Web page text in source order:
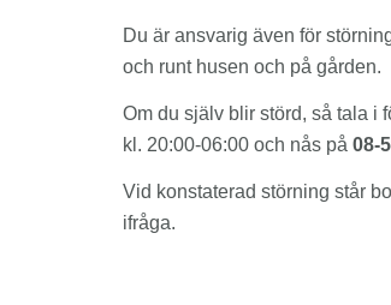
Du är ansvarig även för
och runt husen och på gården.
Om du själv blir störd, så tala i
kl. 20:00-06:00 och nås på 08-
Vid konstaterad störning står
ifråga.